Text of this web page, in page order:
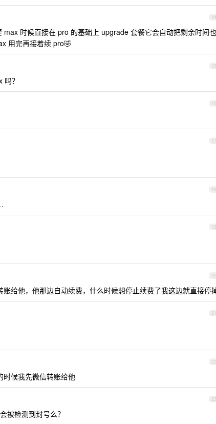
14
max 时候直接在 pro 的基础上 upgrade 套餐它会自动把剩余时间也
用完再接着续 pro🤣
15
？
16
17
18
19
20
给他，他那边自动续费，什么时候想停止续费了我这边就直接停
21
22
时候我先微信转账给他
23
被检测到封号么？